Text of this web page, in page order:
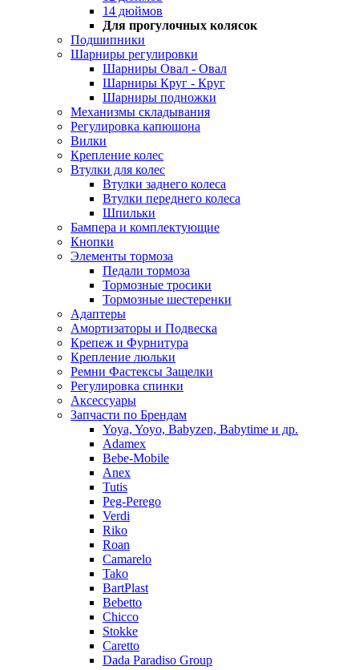
14 дюймов
Для прогулочных колясок
Подшипники
Шарниры регулировки
Шарниры Овал - Овал
Шарниры Круг - Круг
Шарниры подножки
Механизмы складывания
Регулировка капюшона
Вилки
Крепление колес
Втулки для колес
Втулки заднего колеса
Втулки переднего колеса
Шпильки
Бампера и комплектующие
Кнопки
Элементы тормоза
Педали тормоза
Тормозные тросики
Тормозные шестеренки
Адаптеры
Амортизаторы и Подвеска
Крепеж и Фурнитура
Крепление люльки
Ремни Фастексы Защелки
Регулировка спинки
Аксессуары
Запчасти по Брендам
Yoya, Yoyo, Babyzen, Babytime и др.
Adamex
Bebe-Mobile
Anex
Tutis
Peg-Perego
Verdi
Riko
Roan
Camarelo
Tako
BartPlast
Bebetto
Chicco
Stokke
Caretto
Dada Paradiso Group